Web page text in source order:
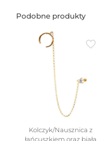
Podobne produkty
Kolczyk/Nausznica z
łańcuszkiem oraz białą